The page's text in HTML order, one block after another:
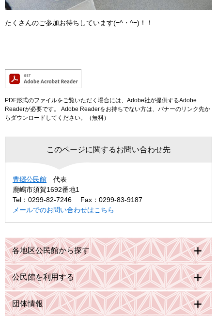
たくさんのご参加お待ちしています(=^・^=)！！
PDF形式のファイルをご覧いただく場合には、Adobe社が提供するAdobe
Readerが必要です。
Adobe Readerをお持ちでない方は、バナーのリンク先か
らダウンロードしてください。（無料）
このページに関するお問い合わせ先
豊郷公民館
代表
鹿嶋市須賀1692番地1
Tel：0299-82-7246
Fax：0299-83-9187
メールでのお問い合わせはこちら
各地区公民館から探す
公民館を利用する
団体情報